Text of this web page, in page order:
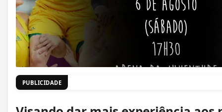
PUBLICIDADE